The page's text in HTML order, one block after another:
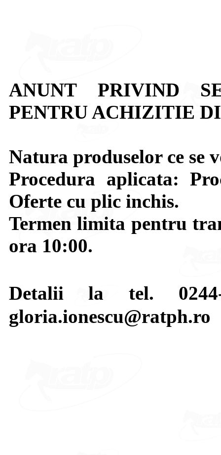
ANUNT PRIVIND
PENTRU ACHIZITIE
Natura produselor ce
Procedura aplicata:
Oferte cu plic inchis.
Termen limita pentru
ora 10:00.
Detalii la tel.
gloria.ionescu@ratph.ro